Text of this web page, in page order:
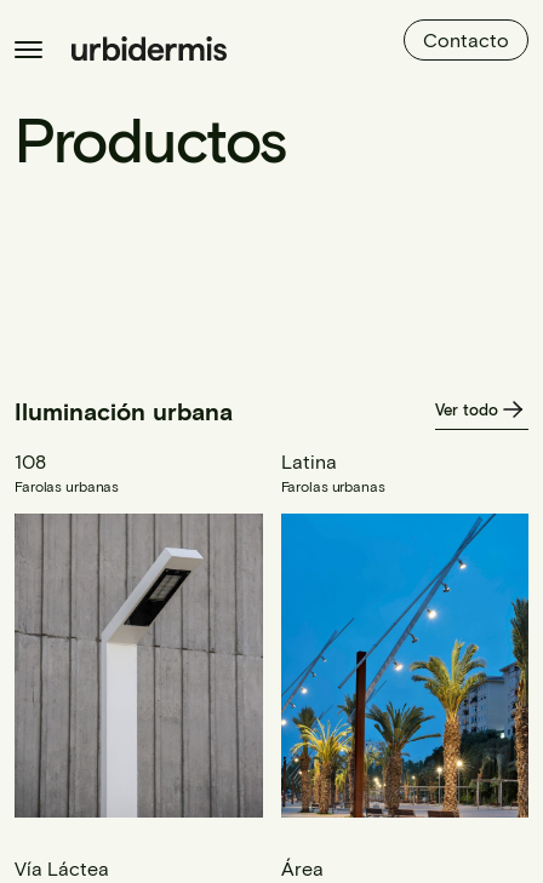
Contacto
Productos
Iluminación urbana Ver todo
108
Farolas urbanas
Latina
Farolas urbanas
Vía Láctea Área